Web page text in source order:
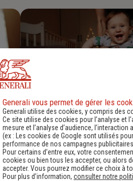
Devis
Obtenir une
Generali vous permet de gérer les
Generali utilise des cookies, y compris des
Ce site utilise des cookies pour l’analyse et
mesure et l’analyse d’audience,
(ex :
Les cookies de Google sont utilisés
performance de nos campagnes publicitaires.
Pour certains d’entre eux, votre
cookies ou bien tous les accepter, ou alors
accepter. Vous pourrez modifier ce choix à
Pour plus d’information, consulter notre